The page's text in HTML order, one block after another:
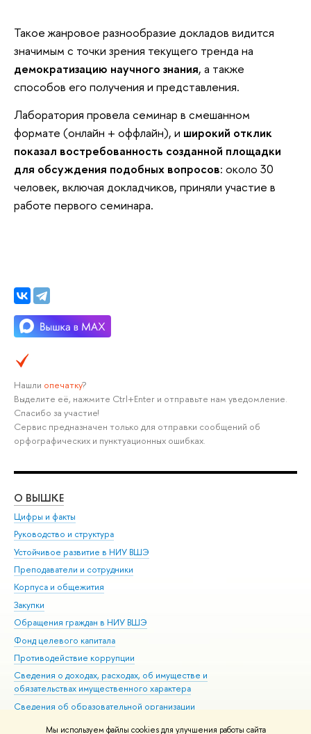
Мы используем файлы cookies для улучшения работы сайта
Такое жанровое разнообразие докладов видится
значимым с точки зрения текущего тренда на
демократизацию научного знания, а также
способов его получения и представления.
Лаборатория провела семинар в смешанном
формате (онлайн + оффлайн), и широкий отклик
показал востребованность созданной площадки
для обсуждения подобных вопросов: около 30
человек, включая докладчиков, приняли участие в
работе первого семинара.
Нашли опечатку?
Выделите её, нажмите Ctrl+Enter и отправьте нам уведомление.
Спасибо за участие!
Сервис предназначен только для отправки сообщений об
орфографических и пунктуационных ошибках.
О ВЫШКЕ
Цифры и факты
Руководство и структура
Устойчивое развитие в НИУ ВШЭ
Преподаватели и сотрудники
Корпуса и общежития
Закупки
Обращения граждан в НИУ ВШЭ
Фонд целевого капитала
Противодействие коррупции
Сведения о доходах, расходах, об имуществе и
обязательствах имущественного характера
Сведения об образовательной организации
Людям с ограниченными возможностями здоровья